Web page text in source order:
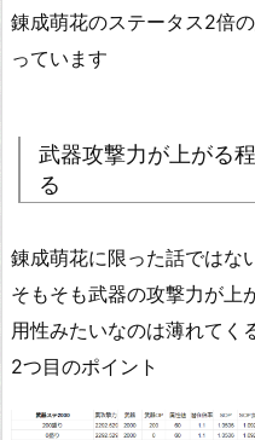
錬成萌花のステータス2倍
っています
武器攻撃力が上がる
る
錬成萌花に限った話ではな
そもそも武器の攻撃力が上
用性みたいなのは薄れてく
2つ目のポイント